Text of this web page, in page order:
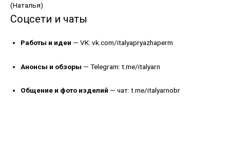
(Наталья)
Соцсети и чаты
Работы и идеи — VK: vk.com/italyapryazhaperm
Анонсы и обзоры — Telegram: t.me/italyarn
Общение и фото изделий — чат: t.me/italyarnobr